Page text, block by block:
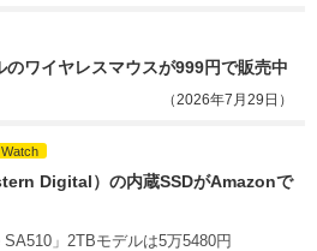
のワイヤレスマウスが999円で販売中
（2026年7月29日）
Digital）の内蔵SSDがAmazonで
SA510」2TBモデルは5万5480円